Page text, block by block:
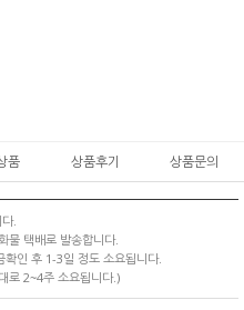
품 상품후기 상품문의
.
물 택배로 발송합니다.
확인 후 1-3일 정도 소요됩니다.
로 2~4주 소요됩니다.)